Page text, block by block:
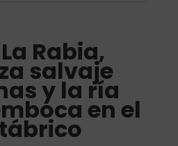
Rabia,
salvaje
y la ría
en el